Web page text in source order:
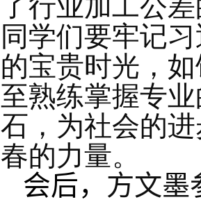
了行业加工公
同学们要牢记
的宝贵时光，
至熟练掌握专
石，为社会的
春的力量。
会后， 方文墨